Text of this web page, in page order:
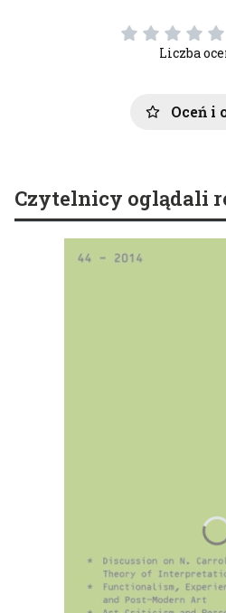
Liczba
Oceń i
Czytelnicy oglądali